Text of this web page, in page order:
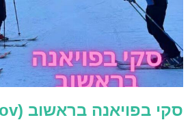
סקי בפויאנה בראשוב (Poiana Brașov)